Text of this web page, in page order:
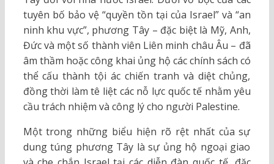
tuyên bố bảo vệ “quyền tồn tại của Israel” và “an
ninh khu vực”, phương Tây – đặc biệt là Mỹ, Anh,
Đức và một số thành viên Liên minh châu Âu – đã
âm thầm hoặc công khai ủng hộ các chính sách có
thể cấu thành tội ác chiến tranh và diệt chủng,
đồng thời làm tê liệt các nỗ lực quốc tế nhằm yêu
cầu trách nhiệm và công lý cho người Palestine.
Một trong những biểu hiện rõ rệt nhất của sự
dung túng phương Tây là sự ủng hộ ngoại giao